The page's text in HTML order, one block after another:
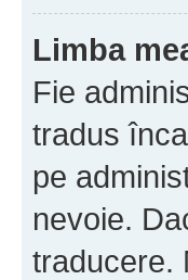
Limba
Fie
tradus
pe
nevoie.
traducere.